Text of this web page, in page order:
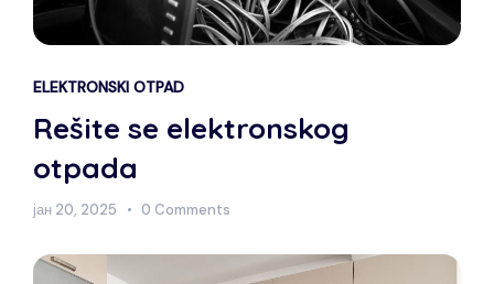
ELEKTRONSKI OTPAD
Rešite se elektronskog
otpada
јан 20, 2025 0 Comments